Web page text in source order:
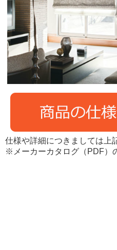
仕様や詳細につきましては上
※メーカーカタログ（PDF）